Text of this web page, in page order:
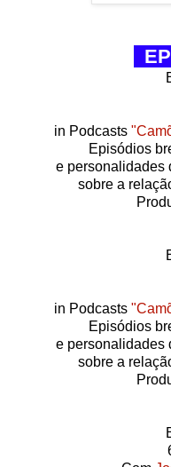
in Podcasts
Episódios
e personalidades
sobre a
in Podcasts
Episódios
e personalidades
sobre a